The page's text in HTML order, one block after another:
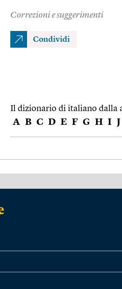
Correzioni e suggerimenti
Condividi
Il dizionario di italiano dalla
A B C D E F G H I J